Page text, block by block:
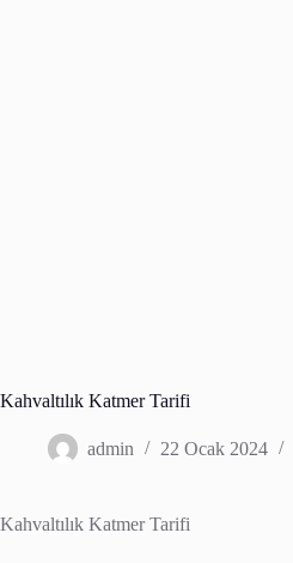
Kahvaltılık Katmer Tarifi
admin 22 Ocak 2024
Kahvaltılık Katmer Tarifi